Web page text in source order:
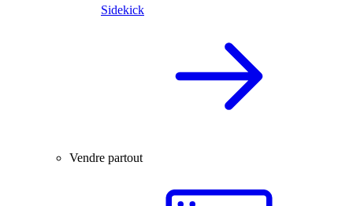
Sidekick
Vendre partout